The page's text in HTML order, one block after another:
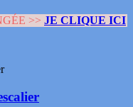
>> JE CLIQUE ICI